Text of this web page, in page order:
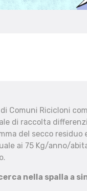
Comuni Ricicloni
di raccolta
del secco
ai 75 Kg/anno/
nella spalla a